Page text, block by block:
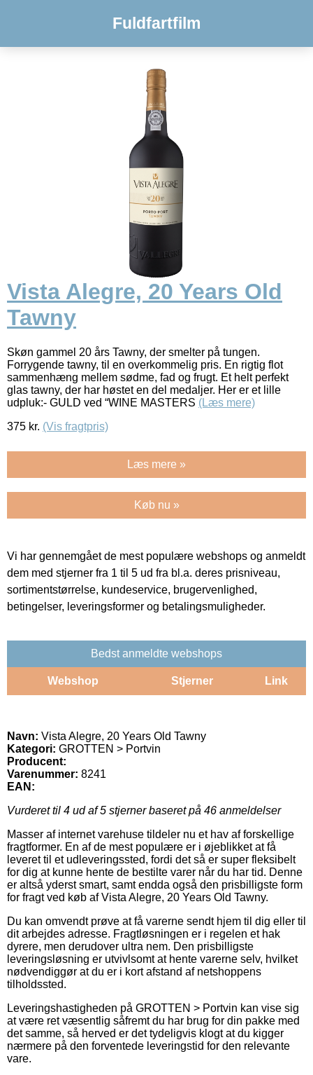
Fuldfartfilm
Vista Alegre, 20 Years Old
Tawny
Skøn gammel 20 års Tawny, der smelter på tungen.
Forrygende tawny, til en overkommelig pris. En rigtig flot
sammenhæng mellem sødme, fad og frugt. Et helt perfekt
glas tawny, der har høstet en del medaljer. Her er et lille
udpluk:- GULD ved “WINE MASTERS (Læs mere)
375 kr. (Vis fragtpris)
Læs mere »
Køb nu »
Vi har gennemgået de mest populære webshops og anmeldt
dem med stjerner fra 1 til 5 ud fra bl.a. deres prisniveau,
sortimentstørrelse, kundeservice, brugervenlighed,
betingelser, leveringsformer og betalingsmuligheder.
Bedst anmeldte webshops
Webshop Stjerner Link
Navn: Vista Alegre, 20 Years Old Tawny
Kategori: GROTTEN > Portvin
Producent:
Varenummer: 8241
EAN:
Vurderet til 4 ud af 5 stjerner baseret på 46 anmeldelser
Masser af internet varehuse tildeler nu et hav af forskellige
fragtformer. En af de mest populære er i øjeblikket at få
leveret til et udleveringssted, fordi det så er super fleksibelt
for dig at kunne hente de bestilte varer når du har tid. Denne
er altså yderst smart, samt endda også den prisbilligste form
for fragt ved køb af Vista Alegre, 20 Years Old Tawny.
Du kan omvendt prøve at få varerne sendt hjem til dig eller til
dit arbejdes adresse. Fragtløsningen er i regelen et hak
dyrere, men derudover ultra nem. Den prisbilligste
leveringsløsning er utvivlsomt at hente varerne selv, hvilket
nødvendiggør at du er i kort afstand af netshoppens
tilholdssted.
Leveringshastigheden på GROTTEN > Portvin kan vise sig
at være ret væsentlig såfremt du har brug for din pakke med
det samme, så herved er det tydeligvis klogt at du kigger
nærmere på den forventede leveringstid for den relevante
vare.